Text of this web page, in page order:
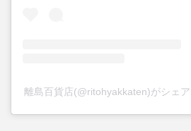
離島百貨店(@ritohyakkaten)がシェ